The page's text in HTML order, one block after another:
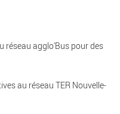
réseau agglo'Bus pour des
au réseau TER Nouvelle-